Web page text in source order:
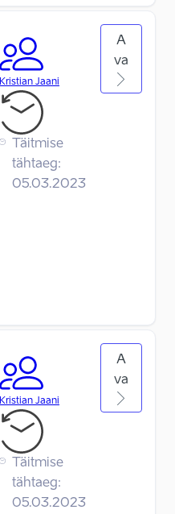
Kristian Jaani
Täitmise
tähtaeg:
05.03.2023
A
va
Kristian Jaani
Täitmise
tähtaeg:
05.03.2023
A
va